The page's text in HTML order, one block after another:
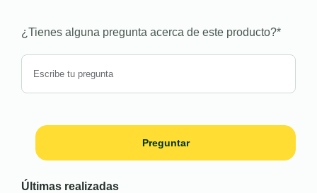
¿Tienes alguna pregunta acerca de este producto?*
Preguntar
Últimas realizadas